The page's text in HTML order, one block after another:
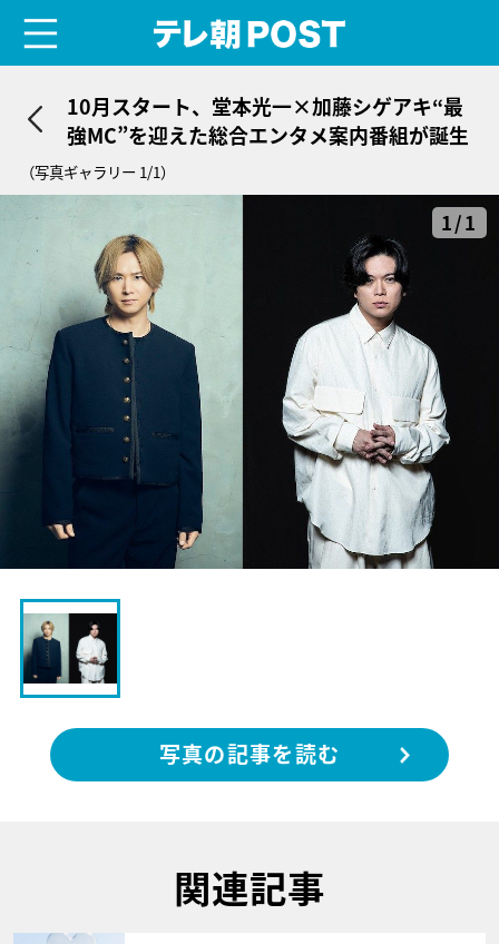
10月スタート、堂本光一×加藤シゲアキ“最
強MC”を迎えた総合エンタメ案内番組が誕生
（写真ギャラリー 1/1）
1/1
写真の記事を読む
関連記事